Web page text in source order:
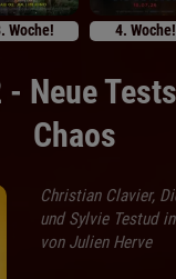
Woche! 4. Woche!
- Neue
Chaos
Christian Clavier,
und Sylvie Testud
von Julien Herve